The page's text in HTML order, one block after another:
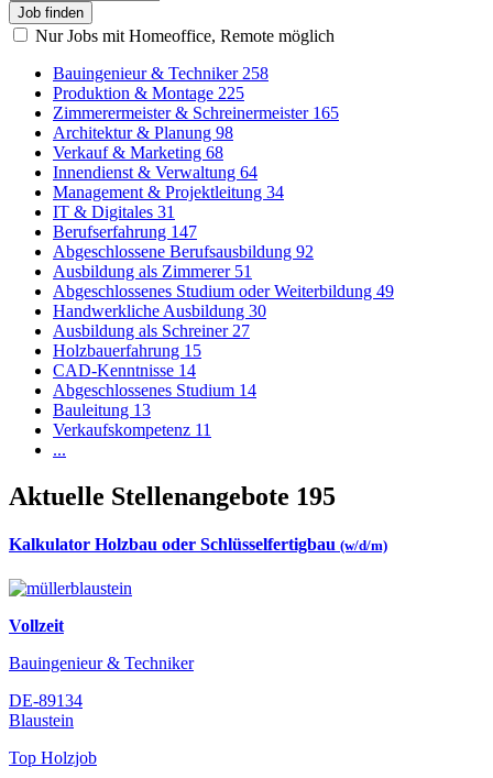
Nur Jobs mit Homeoffice, Remote möglich
Bauingenieur & Techniker 258
Produktion & Montage 225
Zimmerermeister & Schreinermeister 165
Architektur & Planung 98
Verkauf & Marketing 68
Innendienst & Verwaltung 64
Management & Projektleitung 34
IT & Digitales 31
Berufserfahrung 147
Abgeschlossene Berufsausbildung 92
Ausbildung als Zimmerer 51
Abgeschlossenes Studium oder Weiterbildung 49
Handwerkliche Ausbildung 30
Ausbildung als Schreiner 27
Holzbauerfahrung 15
CAD-Kenntnisse 14
Abgeschlossenes Studium 14
Bauleitung 13
Verkaufskompetenz 11
...
Aktuelle Stellenangebote 195
Kalkulator Holzbau oder Schlüsselfertigbau (w/d/m)
Vollzeit
Bauingenieur & Techniker
DE-89134
Blaustein
Top Holzjob